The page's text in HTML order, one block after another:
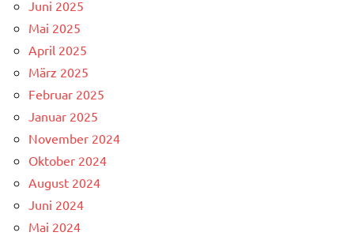
Juni 2025
Mai 2025
April 2025
März 2025
Februar 2025
Januar 2025
November 2024
Oktober 2024
August 2024
Juni 2024
Mai 2024